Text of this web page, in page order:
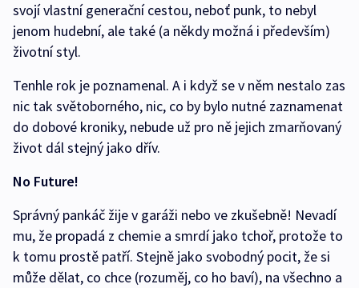
svojí vlastní generační cestou, neboť punk, to nebyl
jenom hudební, ale také (a někdy možná i především)
životní styl.
Tenhle rok je poznamenal. A i když se v něm nestalo zas
nic tak světoborného, nic, co by bylo nutné zaznamenat
do dobové kroniky, nebude už pro ně jejich zmarňovaný
život dál stejný jako dřív.
No Future!
Správný pankáč žije v garáži nebo ve zkušebně! Nevadí
mu, že propadá z chemie a smrdí jako tchoř, protože to
k tomu prostě patří. Stejně jako svobodný pocit, že si
může dělat, co chce (rozuměj, co ho baví), na všechno a